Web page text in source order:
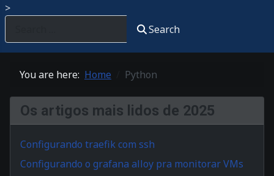
>
Search
You are here: Home Python
Os artigos mais lidos de 2025
Configurando traefik com ssh
Configurando o grafana alloy pra monitorar VMs